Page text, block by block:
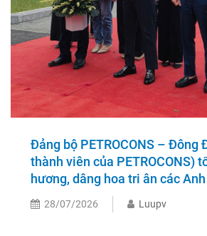
Đảng bộ PETROCONS – Đông
thành viên của PETROCONS)
hương, dâng hoa tri ân các
28/07/2026 Luupv